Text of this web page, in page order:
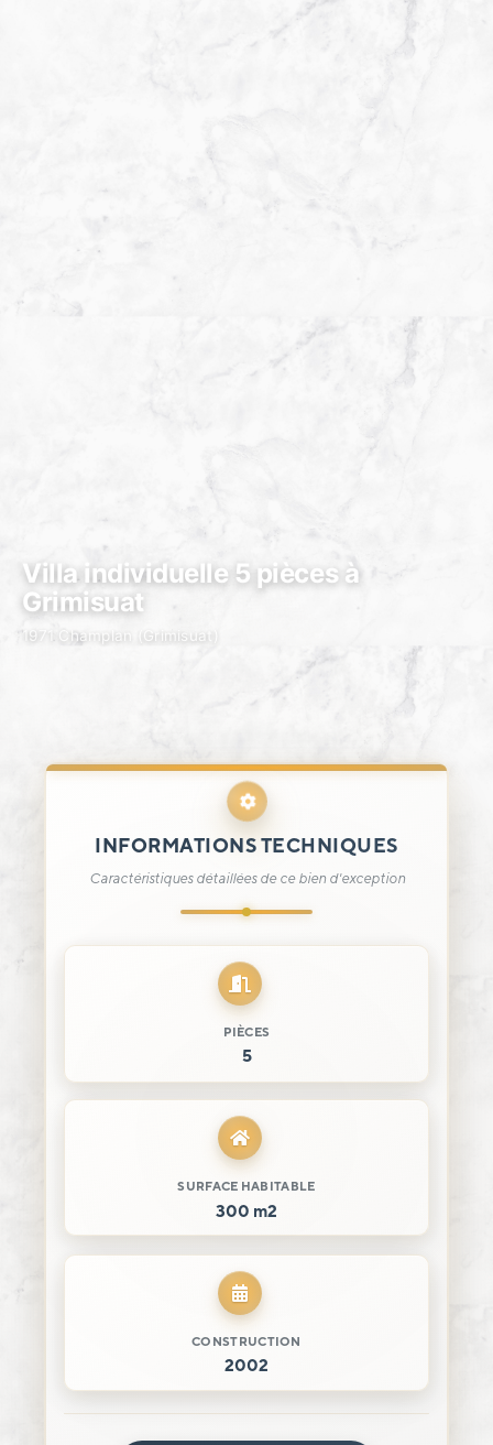
Villa individuelle 5 pièces à
Grimisuat
1971 Champlan (Grimisuat)
INFORMATIONS TECHNIQUES
Caractéristiques détaillées de ce bien d'exception
PIÈCES
5
SURFACE HABITABLE
300 m2
CONSTRUCTION
2002